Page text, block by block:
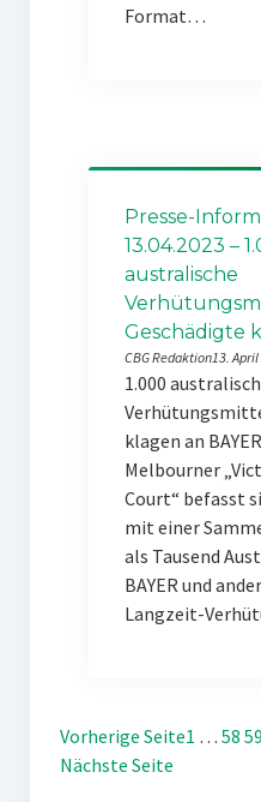
Format…
Presse-
13.04.2023 –
australische
Geschädigte
CBG Redaktion13.
1.000
klagen an
Melbourner
Court“ befasst
mit einer
als Tausend
BAYER und
Langzeit-
Vorherige Seite1 … 58 59
Nächste Seite